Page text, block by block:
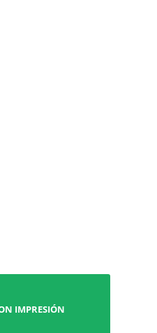
IMPRESIÓN